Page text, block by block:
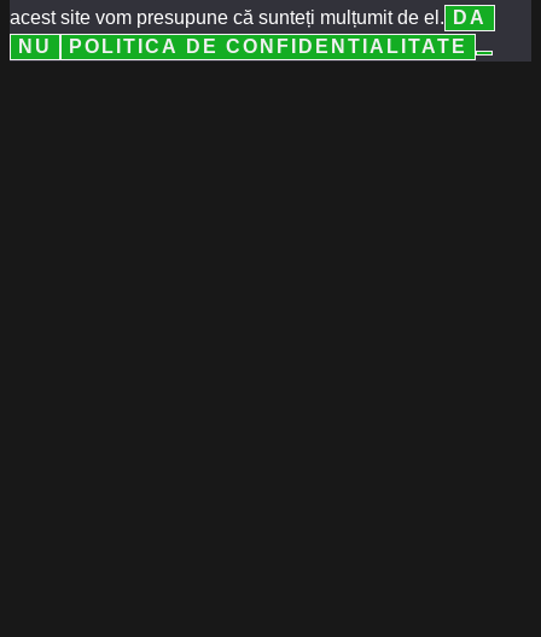
acest site vom presupune că sunteți mulțumit de el.
DA
NU
POLITICA DE CONFIDENTIALITATE